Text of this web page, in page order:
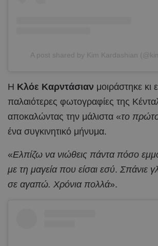
A post shared by Kim Kardashian
Η Κλόε Καρντάσιαν μοιράστηκε κι
παλαιότερες φωτογραφίες της
αποκαλώντας την μάλιστα «το
ένα συγκινητικό μήνυμα.
«Ελπίζω να νιώθεις πάντα πόσο
με τη μαγεία που είσαι εσύ. Σπάνιε
σε αγαπώ. Χρόνια πολλά».